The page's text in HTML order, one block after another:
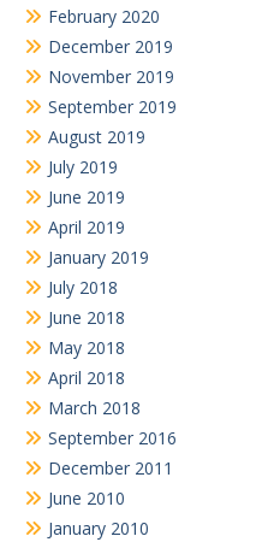
February 2020
December 2019
November 2019
September 2019
August 2019
July 2019
June 2019
April 2019
January 2019
July 2018
June 2018
May 2018
April 2018
March 2018
September 2016
December 2011
June 2010
January 2010